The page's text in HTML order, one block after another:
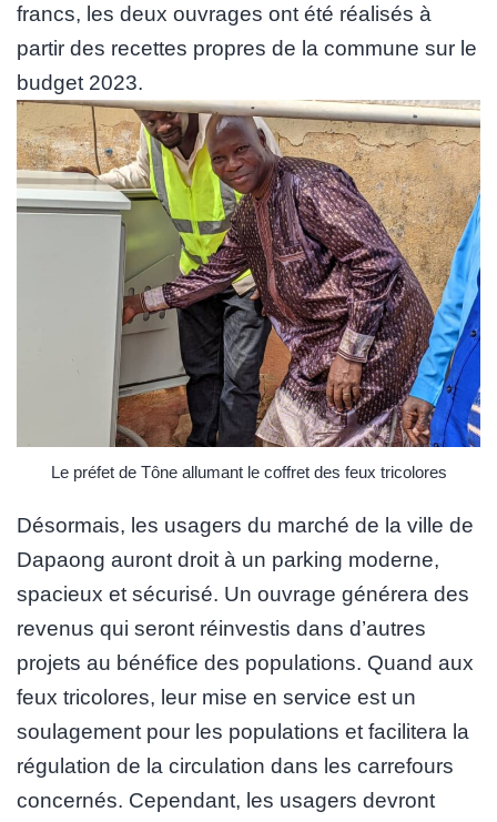
francs, les deux ouvrages ont été réalisés à
partir des recettes propres de la commune sur le
budget 2023.
Le préfet de Tône allumant le coffret des feux tricolores
Désormais, les usagers du marché de la ville de
Dapaong auront droit à un parking moderne,
spacieux et sécurisé. Un ouvrage générera des
revenus qui seront réinvestis dans d’autres
projets au bénéfice des populations. Quand aux
feux tricolores, leur mise en service est un
soulagement pour les populations et facilitera la
régulation de la circulation dans les carrefours
concernés. Cependant, les usagers devront